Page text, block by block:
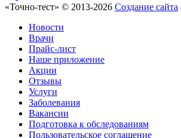
«Точно-тест» © 2013-2026 Создание сайта
Новости
Врачи
Прайс-лист
Наше приложение
Акции
Отзывы
Услуги
Заболевания
Вакансии
Подготовка к обследованиям
Пользовательское соглашение